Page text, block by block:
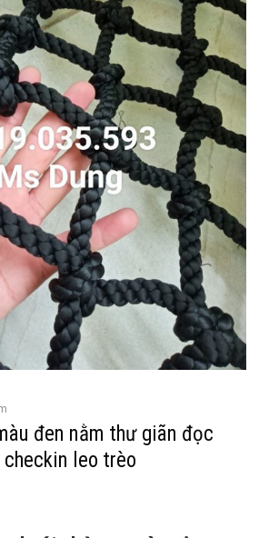
đen nằm thư giãn đọc
checkin leo trèo